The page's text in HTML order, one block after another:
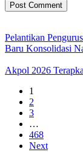
Pelantikan
Baru Konsolidasi
Akpol 2026
1
2
3
…
468
Next